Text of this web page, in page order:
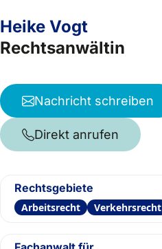
Heike Vogt
Rechtsanwältin
Nachricht schreiben
Direkt anrufen
Rechtsgebiete
Arbeitsrecht Verkehrsrecht